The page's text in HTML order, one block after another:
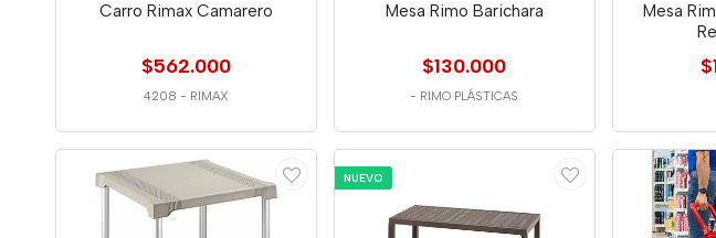
Carro Rimax Camarero
$562.000
4208 - RIMAX
Mesa Rimo Barichara
$130.000
- RIMO PLÁSTICAS
Mesa
NUEVO